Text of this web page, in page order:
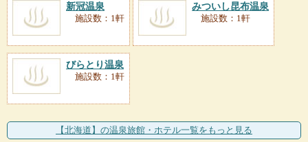
新冠温泉
施設数：1軒
みついし昆布温泉
施設数：1軒
びらとり温泉
施設数：1軒
【北海道】の温泉旅館・ホテル一覧をもっと見る